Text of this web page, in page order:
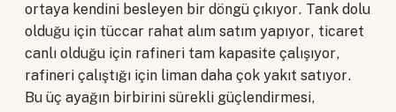
ortaya kendini besleyen bir döngü çıkıyor. Tank dolu
olduğu için tüccar rahat alım satım yapıyor, ticaret
canlı olduğu için rafineri tam kapasite çalışıyor,
rafineri çalıştığı için liman daha çok yakıt satıyor.
Bu üç ayağın birbirini sürekli güçlendirmesi,